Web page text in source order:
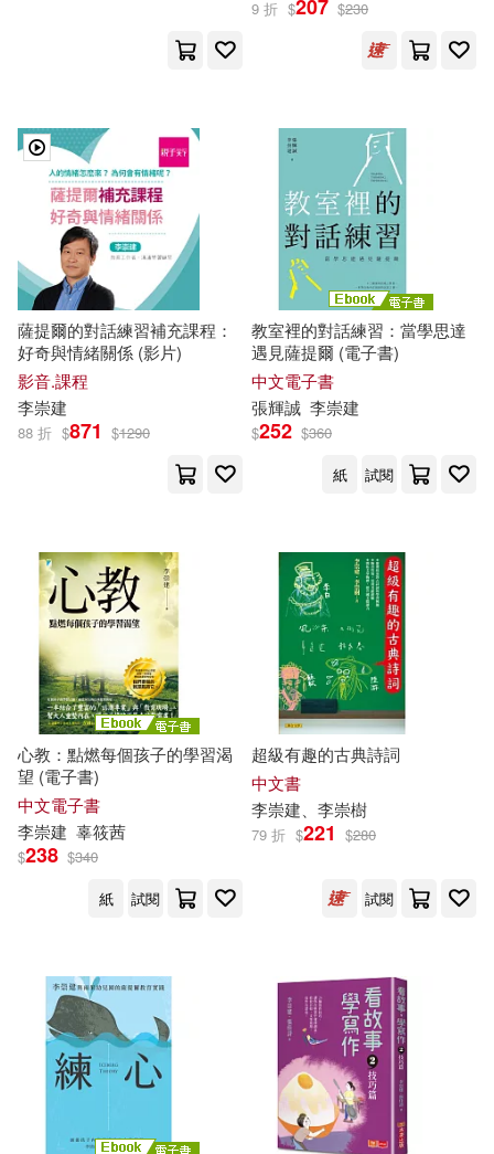
9 折 $207 $230
薩提爾的對話練習補充課程：
好奇與情緒關係 (影片)
影音.課程
李崇建
88 折 $871 $1290
教室裡的對話練習：當學思達
遇見薩提爾 (電子書)
中文電子書
張輝誠 李崇建
$252 $360
紙
試閱
心教：點燃每個孩子的學習渴
望 (電子書)
中文電子書
李崇建 辜筱茜
$238 $340
紙
試閱
超級有趣的古典詩詞
中文書
李崇建 李崇樹
79 折 $221 $280
試閱